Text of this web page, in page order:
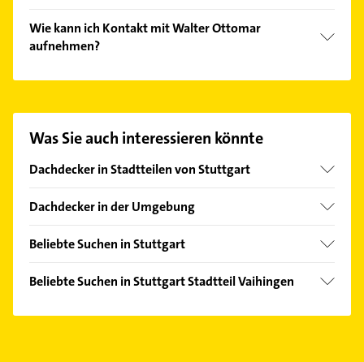
Dachfenster, Dachdeckereien, Wärmedämmung und
Flaschnerarbeiten.
Wie kann ich Kontakt mit Walter Ottomar
aufnehmen?
finden Sie alleKontaktdaten.
Was Sie auch interessieren könnte
Dachdecker in Stadtteilen von Stuttgart
Feuerbach
Münster
Ost
Untertürkheim
Dachdecker in der Umgebung
Leinfelden-Echterdingen
Böblingen
Beliebte Suchen in Stuttgart
Schreiner
Fensterbauer
Beliebte Suchen in Stuttgart Stadtteil Vaihingen